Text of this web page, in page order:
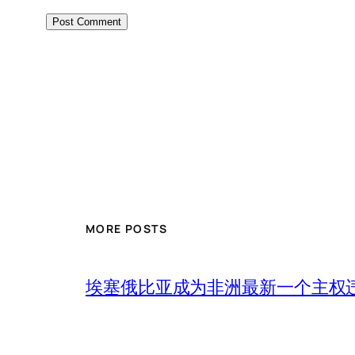
MORE POSTS
埃塞俄比亚成为非洲最新一个主权